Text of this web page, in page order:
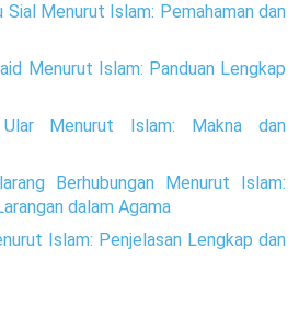
Sial Menurut Islam: Pemahaman dan
Menurut Islam: Panduan Lengkap
Menurut Islam: Makna dan
Berhubungan Menurut Islam:
dalam Agama
Islam: Penjelasan Lengkap dan